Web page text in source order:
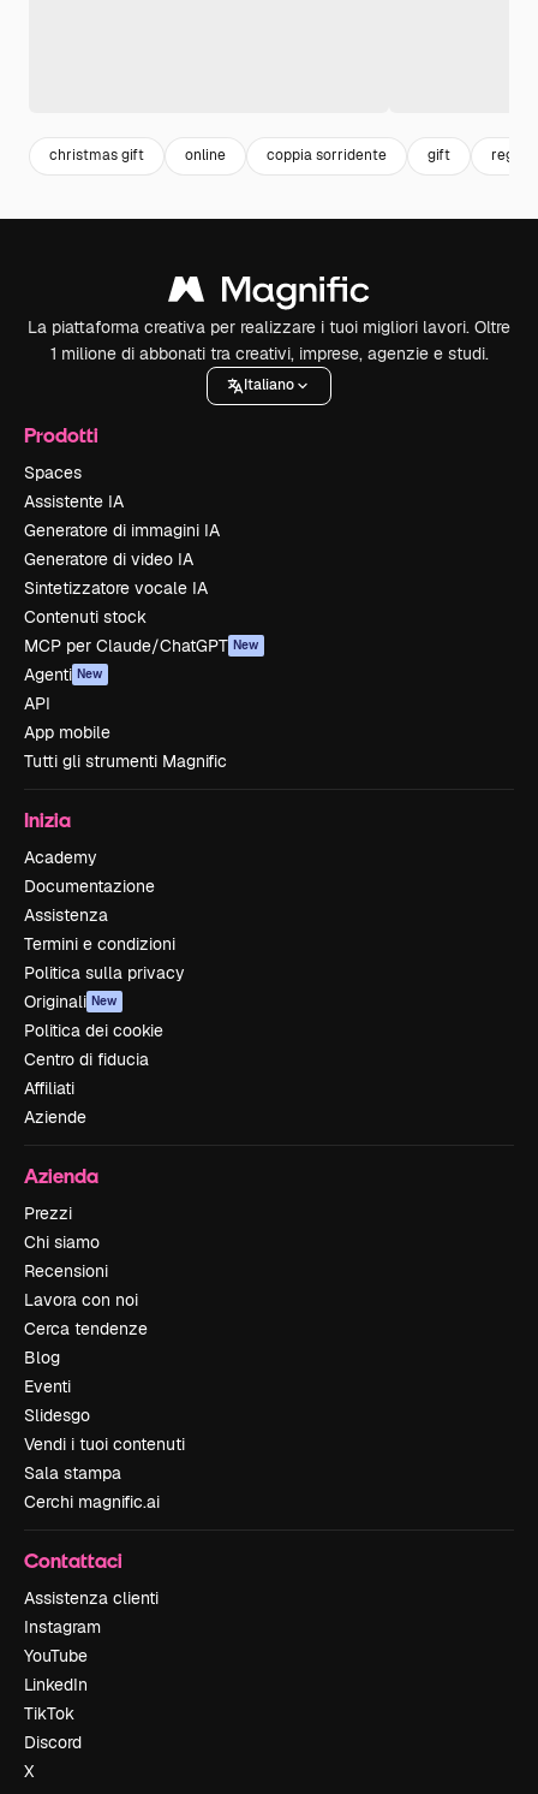
christmas gift online coppia sorridente gift regalo
La piattaforma creativa per realizzare i tuoi migliori lavori. Oltre
1 milione di abbonati tra creativi, imprese, agenzie e studi.
Italiano
Prodotti
Spaces
Assistente IA
Generatore di immagini IA
Generatore di video IA
Sintetizzatore vocale IA
Contenuti stock
MCP per Claude/ChatGPT New
Agenti New
API
App mobile
Tutti gli strumenti Magnific
Inizia
Academy
Documentazione
Assistenza
Termini e condizioni
Politica sulla privacy
Originali New
Politica dei cookie
Centro di fiducia
Affiliati
Aziende
Azienda
Prezzi
Chi siamo
Recensioni
Lavora con noi
Cerca tendenze
Blog
Eventi
Slidesgo
Vendi i tuoi contenuti
Sala stampa
Cerchi magnific.ai
Contattaci
Assistenza clienti
Instagram
YouTube
LinkedIn
TikTok
Discord
X